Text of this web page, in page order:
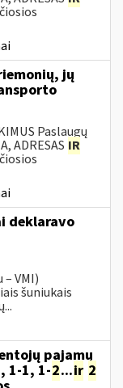
jų
Paslaugų
ADRESAS IR
deklaravo
VMI)
šuniukais
pajamų
1-1, 1-2...ir 2